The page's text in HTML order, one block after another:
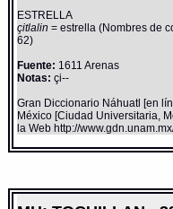
ESTRELLA
çitlalin= estrella (Nombres de
62)
Fuente: 1611 Arenas
Notas: çi--
Gran Diccionario Náhuatl [en
México [Ciudad Universitaria,
la Web http://